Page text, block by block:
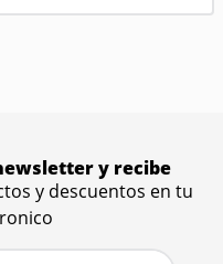
y recibe
y descuentos en tu